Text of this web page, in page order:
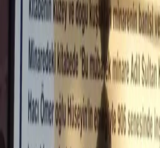
Anı Yaz
Fotoğraf EkleJPG, PNG veya